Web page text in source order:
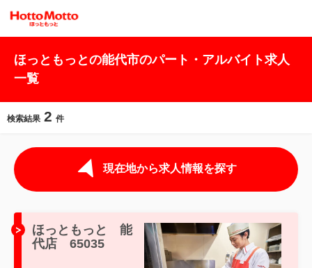
ほっともっとの能代市のパート・アルバイト求人
一覧
検索結果 2 件
現在地から求人情報を探す
ほっともっと 能
代店 65035